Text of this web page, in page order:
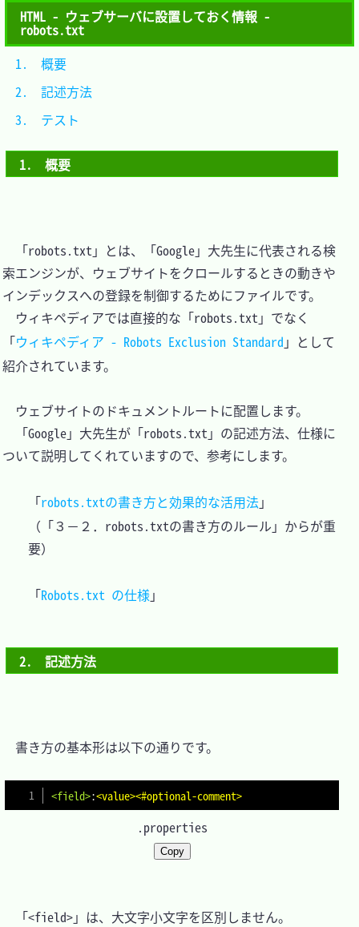
HTML - ウェブサーバに設置しておく情報 -
robots.txt
1.　概要
「robots.txt」とは、「Google」大先生に代表される検
索エンジンが、ウェブサイトをクロールするときの動きや
インデックスへの登録を制御するためにファイルです。
ウィキペディアでは直接的な「robots.txt」でなく
「ウィキペディア - Robots Exclusion Standard 」として
紹介されています。
ウェブサイトのドキュメントルートに配置します。
「Google」大先生が「robots.txt」の記述方法、仕様に
ついて説明してくれていますので、参考にします。
「robots.txtの書き方と効果的な活用法」
（「３−２．robots.txtの書き方のルール」からが重
要）
「Robots.txt の仕様
2.　記述方法
書き方の基本形は以下の通りです。
<field>:<value><#optional-comment>
.properties
Copy
「<field>」は、大文字小文字を区別しません。